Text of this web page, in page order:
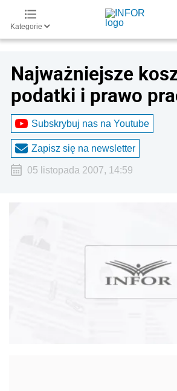
Kategorie
Najważniejsze
podatki i prawo
Subskrybuj nas na Youtube
Zapisz się na newsletter
05 listopada 2007, 14:59